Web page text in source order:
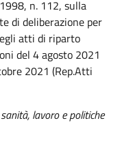
n. 112, sulla
di deliberazione per
atti di riparto
del 4 agosto 2021
2021 (Rep.Atti
lavoro e politiche